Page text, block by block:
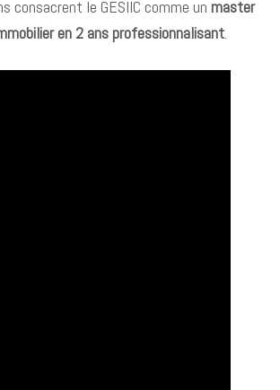
consacrent le GESIIC comme un master
en 2 ans professionnalisant.